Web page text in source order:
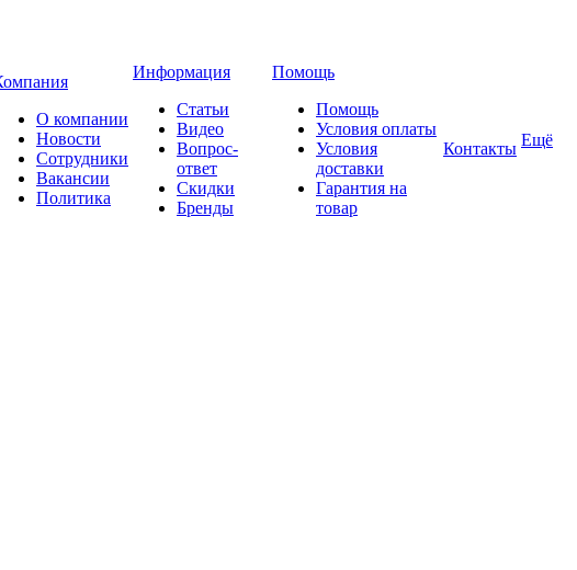
О компании
Новости
Сотрудники
Вакансии
Политика
Информация
Статьи
Видео
Вопрос-
ответ
Скидки
Бренды
Помощь
Помощь
Условия оплаты
Условия
доставки
Гарантия на
товар
Контакты Ещё